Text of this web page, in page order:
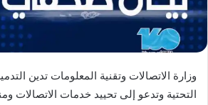
وزارة الاتصالات وتقنية المعلومات تدين
التحتية وتدعو إلى تحييد خدمات الاتصالات